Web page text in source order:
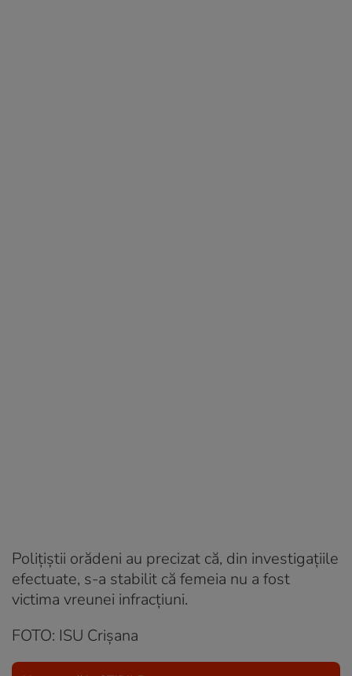
Poliţiştii orădeni au precizat că, din investigaţiile
efectuate, s-a stabilit că femeia nu a fost
victima vreunei infracţiuni.
FOTO: ISU Crișana